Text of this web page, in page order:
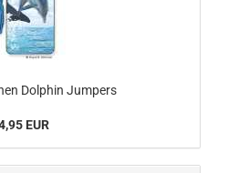
Dolphin Jumpers
EUR